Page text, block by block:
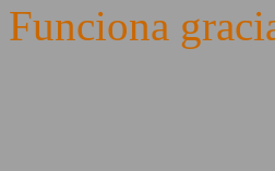
Funciona